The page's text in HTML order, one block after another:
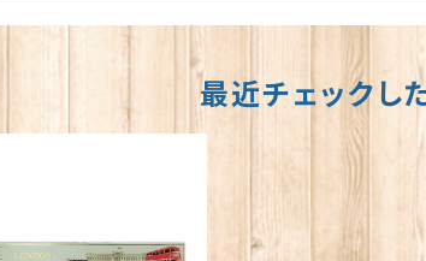
最近チェックし